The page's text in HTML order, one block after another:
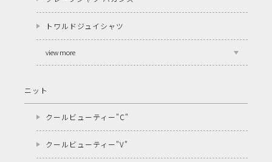
トワルドジュイシャツ
view more
ニット
クールビューティー"C"
クールビューティー"V"